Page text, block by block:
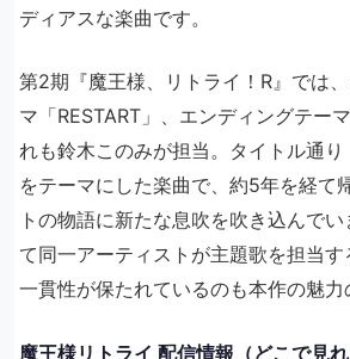
ディアスな楽曲です。
第2期『魔王様、リトライ！R』では
マ「RESTART」、エンディングテー
れも鈴木このみが担当。タイトル通り
をテーマにした楽曲で、約5年を経て
トの物語に新たな息吹を吹き込んで
て同一アーティストが主題歌を担当
一貫性が保たれているのも本作の魅力
魔王様リトライ 配信情報（どこで見れ